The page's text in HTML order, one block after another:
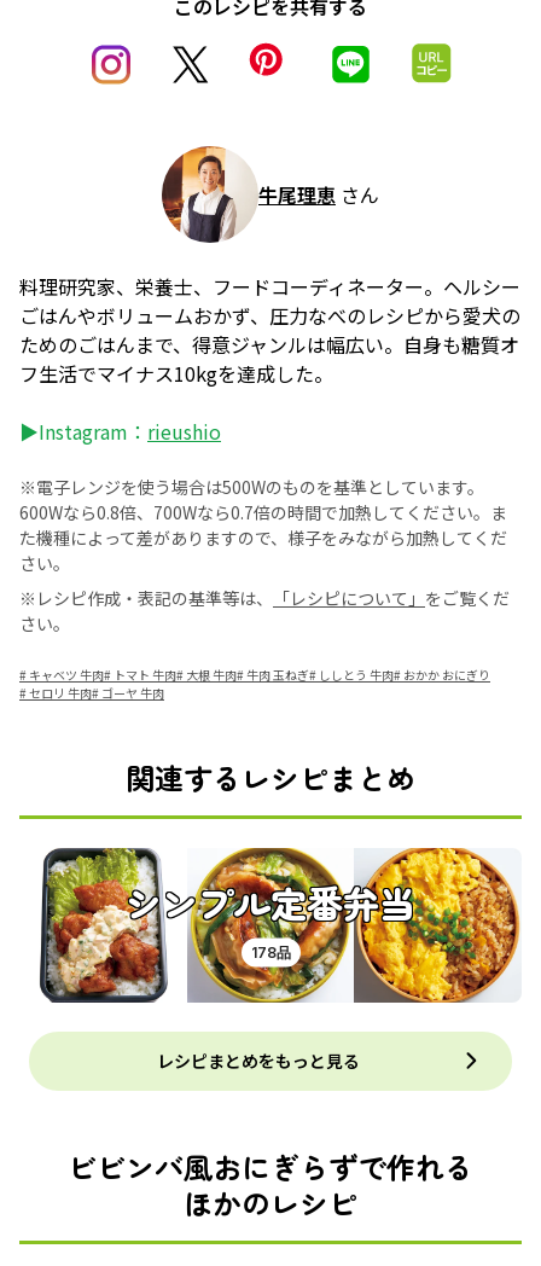
牛尾理恵 さん
料理研究家、栄養士、フードコーディネーター。ヘルシー
ごはんやボリュームおかず、圧力なべのレシピから愛犬の
ためのごはんまで、得意ジャンルは幅広い。自身も糖質オ
フ生活でマイナス10kgを達成した。
▶Instagram： rieushio
※電子レンジを使う場合は500Wのものを基準としています。
600Wなら0.8倍、700Wなら0.7倍の時間で加熱してください。ま
た機種によって差がありますので、様子をみながら加熱してくだ
さい。
※レシピ作成・表記の基準等は、
「レシピについて」 をご覧くだ
さい。
# キャベツ 牛肉# トマト 牛肉# 大根 牛肉#牛肉 玉ねぎ# ししとう 牛肉# おかか おにぎり
#セロリ 牛肉# ゴーヤ 牛肉
関連するレシピまとめ
シンプル定番弁当
178品
レシピまとめをもっと見る
ビビンバ風おにぎらずで作れる
ほかのレシピ